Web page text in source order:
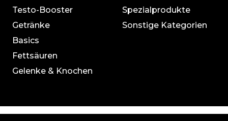
Testo-Booster
Getränke
Basics
Fettsäuren
Gelenke & Knochen
Spezialprodukte
Sonstige Kategorien